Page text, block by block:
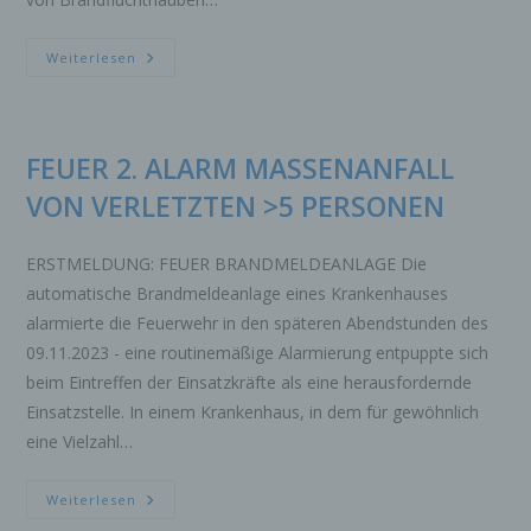
Weiterlesen FEUER
FEUER 2. ALARM MASSENANFALL
VON VERLETZTEN >5 PERSONEN
ERSTMELDUNG: FEUER BRANDMELDEANLAGE Die
automatische Brandmeldeanlage eines Krankenhauses
alarmierte die Feuerwehr in den späteren Abendstunden des
09.11.2023 - eine routinemäßige Alarmierung entpuppte sich
beim Eintreffen der Einsatzkräfte als eine herausfordernde
Einsatzstelle. In einem Krankenhaus, in dem für gewöhnlich
eine Vielzahl…
Weiterlesen FEUER
sind, identifiziert werden kann.
personenbezogene Daten von dem für die
Verarbeitung Verantwortlichen verarbeitet
werden.
c) Verarbeitung
Verarbeitung ist jeder mit oder ohne Hilfe
automatisierter Verfahren ausgeführte Vorgang
oder jede solche Vorgangsreihe im
Zusammenhang mit personenbezogenen Daten
wie das Erheben, das Erfassen, die
Organisation, das Ordnen, die Speicherung, die
Anpassung oder Veränderung, das Auslesen,